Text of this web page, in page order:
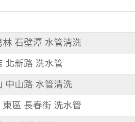
石壁潭 水管清洗
北新路 洗水管
中山路 水管清洗
區 長春街 洗水管